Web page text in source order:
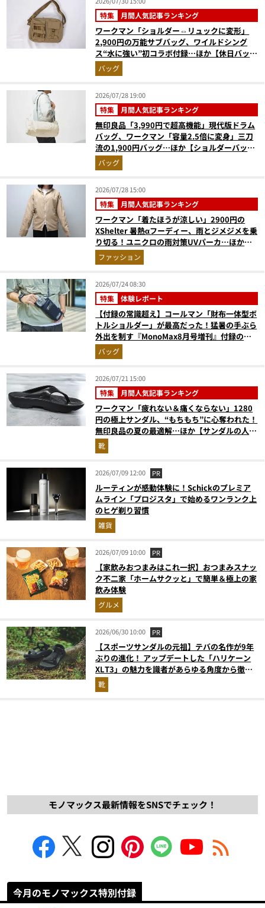
特集 月間人気記事ランキング
ワークマン「ショルダー⇔リュックに変形」
2,900円の万能サブバッグ、ワイルドシング
ス“水に強い”初コラボ付録…ほか【休日バッグ
の人気記事ランキングベスト3】（2026年6月
版）
バッグ
2026/07/28 19:00
特集 月間人気記事ランキング
無印良品「3,990円で超高機能」現代版ドラム
バッグ、ワークマン「容量2.5倍に変身」三刀
流の1,900円バッグ…ほか【ショルダーバッグ
の人気記事ランキングベスト3】（2026年6月
版）
バッグ
2026/07/28 15:00
特集 月間人気記事ランキング
ワークマン「着たほうが涼しい」2900円の
XShelter 暑熱αフーディー、雨とジメジメを乗
り切る！ユニクロの雨対策UVパーカ…ほか
【アウターの人気記事ランキングベスト3】
（2026年6月版）
ファッション
2026/07/24 08:30
特集 体験レポート
【付録の常識超え】コールマン「財布一体型ボ
トルショルダー」が最高だった！猛暑の手ぶら
外出を制す『MonoMax8月号増刊』付録の実
力をスタイリストが徹底レポ
バッグ
2026/07/21 15:00
特集 月間人気記事ランキング
ワークマン「疲れない＆痛くならない」1280
円の極上サンダル、“もちもち”に心奪われた！
無印良品の夏の最適解…ほか【サンダルの人気
記事ランキングベスト3】（2026年6月版）
靴
2026/07/09 12:00 PR
ルーティンが感動体験に！Schickのプレミア
ムライン「プロジスタ」で始めるワンランク上
のヒゲ剃り習慣
雑貨
2026/07/09 10:00 PR
【家飲みおつまみはこれ一択】おつまみスナッ
ク不二家「ホームサクッと」で簡単＆極上の家
飲み体験
グルメ
2026/06/30 10:00 PR
【スポーツサンダルの元祖】テバの名作が9年
ぶりの進化！ アップデートした「ハリケーン
XLT3」の魅力を識者があらゆる角度から徹底
解説！
靴
モノマックス最新情報をSNSでチェック！
今月のモノマックス特別付録